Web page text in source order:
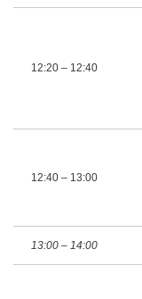
12:20 – 12:40
12:40 – 13:00
13:00 – 14:00